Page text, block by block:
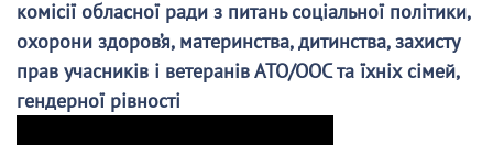
комісії обласної ради з питань соціальної політики,
охорони здоров’я, материнства, дитинства, захисту
прав учасників і ветеранів АТО/ООС та їхніх сімей,
гендерної рівності